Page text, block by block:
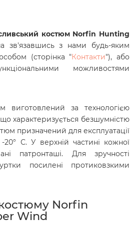
костюм Norfin Hunting
зв'язавшись з нами будь-яким
(сторінка "Контакти"), або
можливостями
виготовлений за технологією
характеризується безшумністю
призначений для експлуатації
С. У верхній частині кожної
патронташі. Для зручності
посилені протиковзкими
Norfin
Wind